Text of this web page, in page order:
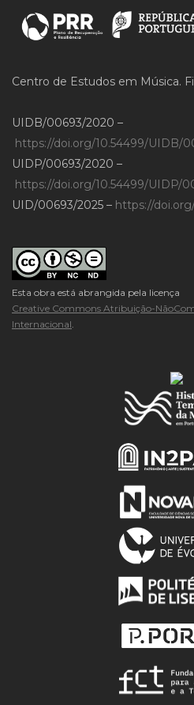
Centro de Estudos em Música.
UIDB/00693/2020 –
https://doi.org/10.54499/UIDB/
UIDP/00693/2020 –
https://doi.org/10.54499/UIDP/
UID/00693/2025 – https://
Esta obra está abrangida pela licença
Creative Commons Atribuição-
Internacional.